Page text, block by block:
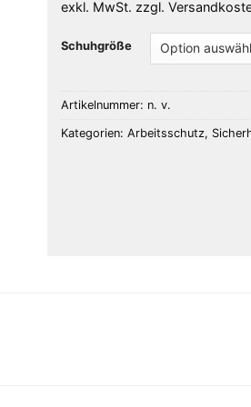
exkl. MwSt. zzgl.
Schuhgröße
Artikelnummer: n. v.
Kategorien: Arbeitsschutz,